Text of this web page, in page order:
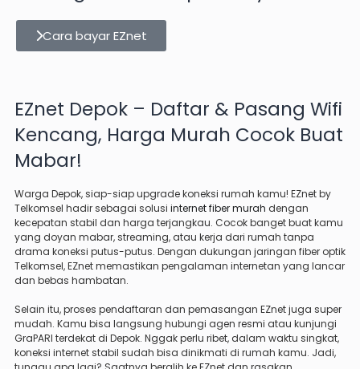
Cara bayar EZnet
EZnet Depok – Daftar & Pasang Wifi
Kencang, Harga Murah Cocok Buat
Mabar!
Warga Depok, siap-siap upgrade koneksi rumah kamu! EZnet by
Telkomsel hadir sebagai solusi internet fiber murah dengan
kecepatan stabil dan harga terjangkau. Cocok banget buat kamu
yang doyan mabar, streaming, atau kerja dari rumah tanpa
drama koneksi putus-putus. Dengan dukungan jaringan fiber optik
Telkomsel, EZnet memastikan pengalaman internetan yang lancar
dan bebas hambatan.
Selain itu, proses pendaftaran dan pemasangan EZnet juga super
mudah. Kamu bisa langsung hubungi agen resmi atau kunjungi
GraPARI terdekat di Depok. Nggak perlu ribet, dalam waktu singkat,
koneksi internet stabil sudah bisa dinikmati di rumah kamu. Jadi,